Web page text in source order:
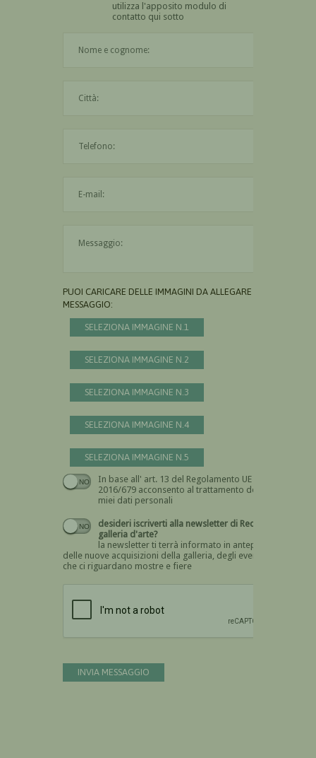
utilizza l'apposito modulo di
contatto qui sotto
PUOI CARICARE DELLE IMMAGINI DA ALLEGARE AL
MESSAGGIO:
SELEZIONA IMMAGINE N.1
SELEZIONA IMMAGINE N.2
SELEZIONA IMMAGINE N.3
SELEZIONA IMMAGINE N.4
SELEZIONA IMMAGINE N.5
In base all' art. 13 del Regolamento UE n.
2016/679 acconsento al trattamento dei
miei dati personali
Devi dare il consenso
desideri iscriverti alla newsletter di Recta
galleria d'arte?
la newsletter ti terrà informato in anteprima
delle nuove acquisizioni della galleria, degli eventi
che ci riguardano mostre e fiere
INVIA MESSAGGIO